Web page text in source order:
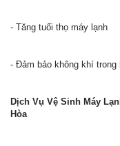
- Tăng tuổi thọ máy lạnh
- Đảm bảo không khí trong
Dịch Vụ Vệ Sinh Máy
Hòa